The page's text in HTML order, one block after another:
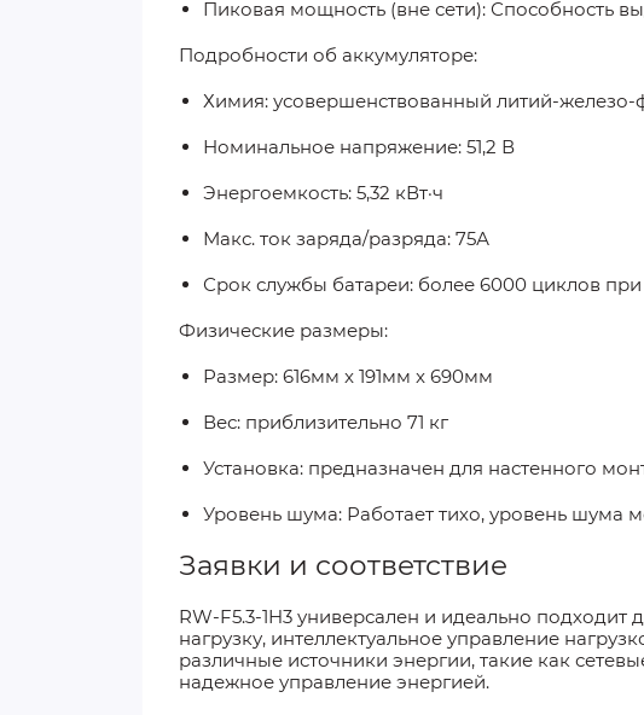
Пиковая мощность (вне сети): Способность
Подробности об аккумуляторе:
Химия: усовершенствованный литий-железо-
Номинальное напряжение: 51,2 В
Энергоемкость: 5,32 кВт·ч
Макс. ток заряда/разряда: 75А
Срок службы батареи: более 6000 циклов при
Физические размеры:
Размер: 616мм x 191мм x 690мм
Вес: приблизительно 71 кг
Установка: предназначен для настенного
Уровень шума: Работает тихо, уровень шума
Заявки и соответствие
RW-F5.3-1H3 универсален и идеально
нагрузку, интеллектуальное управление
различные источники энергии, такие как
надежное управление энергией.